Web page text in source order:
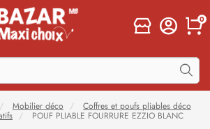
0
Mobilier déco
Coffres et poufs pliables déco
POUF PLIABLE FOURRURE EZZIO BLANC